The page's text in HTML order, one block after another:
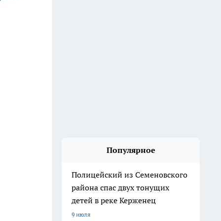
Популярное
Полицейский из Семеновского
района спас двух тонущих
детей в реке Керженец
9 июля